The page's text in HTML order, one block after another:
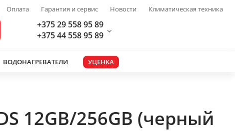
Оплата Гарантия и сервис Новости Климатическая техника
+375 29 558 95 89
+375 44 558 95 89
ВОДОНАГРЕВАТЕЛИ УЦЕНКА
12GB/256GB (черный